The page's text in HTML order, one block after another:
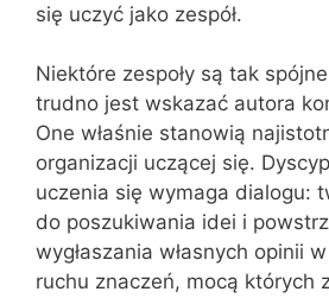
się uczyć jako zespół.
Niektóre zespoły są tak
trudno jest wskazać autora
One właśnie stanowią
organizacji uczącej się.
uczenia się wymaga dialogu:
do poszukiwania idei i
wygłaszania własnych opinii
ruchu znaczeń, mocą których